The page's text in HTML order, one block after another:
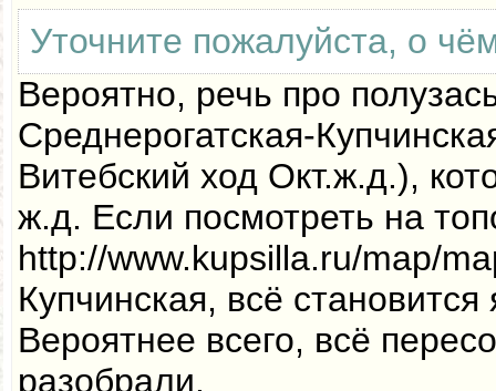
Уточните пожалуйста, о
Вероятно, речь про
Среднерогатская-
Витебский ход Окт.ж.д.),
ж.д. Если посмотреть на
http://www.kupsilla.ru/map/
Купчинская, всё
Вероятнее всего, всё
разобрали.